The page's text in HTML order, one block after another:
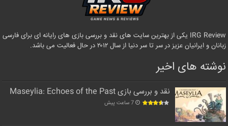
IRG Review یکی از بهترین سایت های نقد و بررسی بازی های رایانه ای برای فارسی
زبانان و ایرانیان عزیز در سر تا سر دنیا از سال ۲۰۱۲ در حال فعالیت می باشد.
نوشته های اخیر
نقد و بررسی بازی Maseylia: Echoes of the Past
7 ساعت پیش